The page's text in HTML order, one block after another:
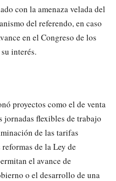
con la amenaza velada del
del referendo, en caso
en el Congreso de los
interés.
proyectos como el de venta
jornadas flexibles de trabajo
de las tarifas
de la Ley de
el avance de
o el desarrollo de una